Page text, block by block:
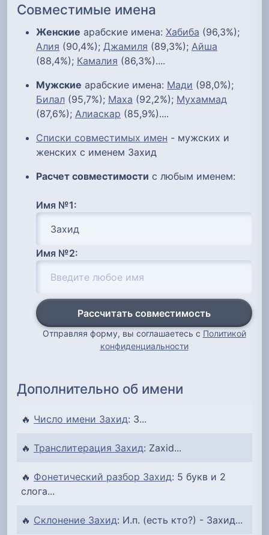
Совместимые имена
Женские арабские имена: Хабиба (96,3%);
Алия (90,4%); Джамиля (89,3%); Айша
(88,4%); Камалия (86,3%)....
Мужские арабские имена: Мади (98,0%);
Билал (95,7%); Маха (92,2%); Мухаммад
(87,6%); Алиаскар (85,9%)....
Списки совместимых имен - мужских и
женских с именем Захид
Расчет совместимости с любым именем:
Имя №1:
Имя №2:
Рассчитать совместимость
Отправляя форму, вы соглашаетесь с Политикой
конфиденциальности
Дополнительно об имени
🔥 Число имени Захид: 3...
🔥 Транслитерация Захид: Zaxid...
🔥 Фонетический разбор Захид: 5 букв и 2
слога...
🔥 Склонение Захид: И.п. (есть кто?) - Захид...